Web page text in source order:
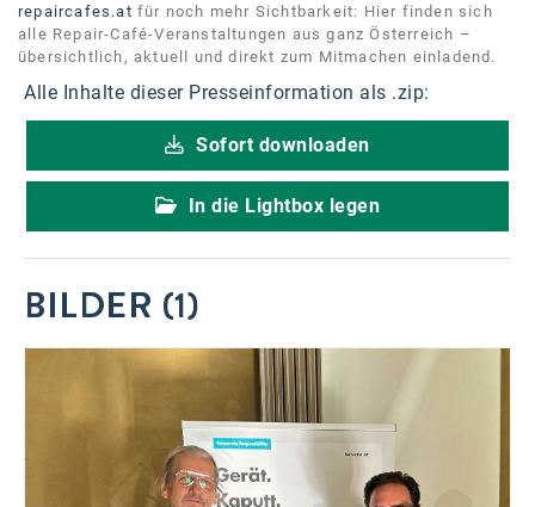
repaircafes.at für noch mehr Sichtbarkeit: Hier finden sich
alle Repair-Café-Veranstaltungen aus ganz Österreich –
übersichtlich, aktuell und direkt zum Mitmachen einladend.
Alle Inhalte dieser Presseinformation als .zip:
Sofort downloaden
In die Lightbox legen
BILDER (1)